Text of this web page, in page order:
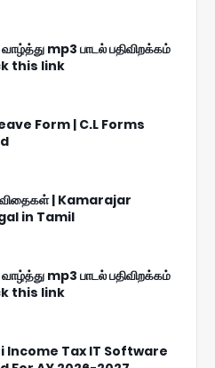
mp3 பாடல் பதிவிறக்கம்
this link
Form | C.L Forms
| Kamarajar
in Tamil
mp3 பாடல் பதிவிறக்கம்
this link
Income Tax IT Software